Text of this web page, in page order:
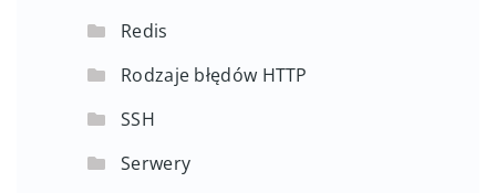
Redis
Rodzaje błędów HTTP
SSH
Serwery